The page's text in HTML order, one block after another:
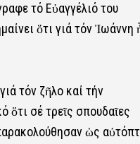
τό Εὐαγγέλιό του
ὅτι γιά τόν Ἰωάννη
τόν ζῆλο καί τήν
ὅτι σέ τρεῖς σπουδαῖες
ὡς